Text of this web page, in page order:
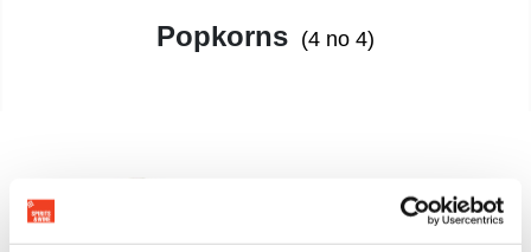
Popkorns (4 no 4)